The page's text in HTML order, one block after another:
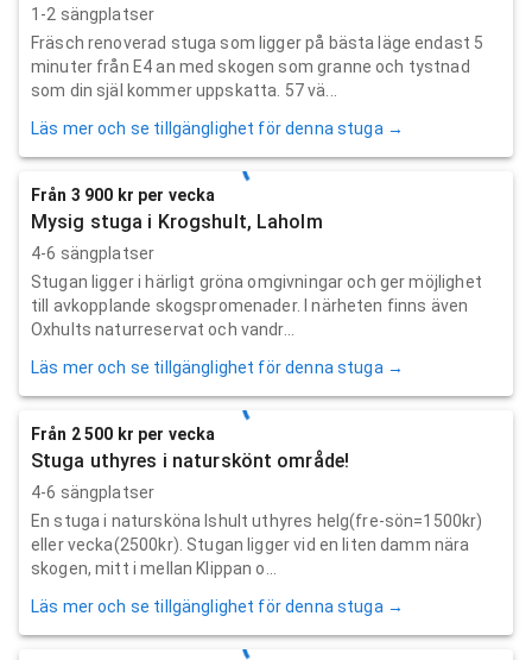
1-2 sängplatser
Fräsch renoverad stuga som ligger på bästa läge endast 5
minuter från E4 an med skogen som granne och tystnad
som din själ kommer uppskatta. 57 vä...
Läs mer och se tillgänglighet för denna stuga →
Från 3 900 kr per vecka
Mysig stuga i Krogshult, Laholm
4-6 sängplatser
Stugan ligger i härligt gröna omgivningar och ger möjlighet
till avkopplande skogspromenader. I närheten finns även
Oxhults naturreservat och vandr...
Läs mer och se tillgänglighet för denna stuga →
Från 2 500 kr per vecka
Stuga uthyres i naturskönt område!
4-6 sängplatser
En stuga i natursköna Ishult uthyres helg(fre-sön=1500kr)
eller vecka(2500kr). Stugan ligger vid en liten damm nära
skogen, mitt i mellan Klippan o...
Läs mer och se tillgänglighet för denna stuga →